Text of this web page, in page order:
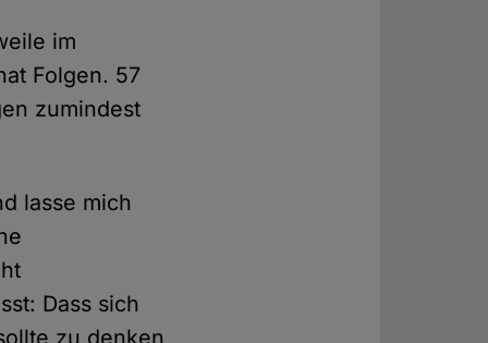
im
Folgen. 57
zumindest
lasse mich
Dass sich